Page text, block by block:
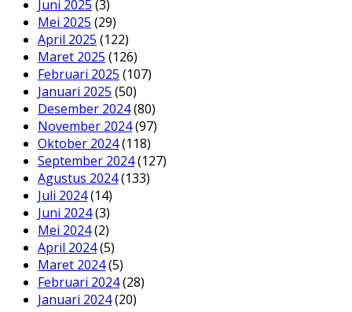
Juni 2025 (3)
Mei 2025 (29)
April 2025 (122)
Maret 2025 (126)
Februari 2025 (107)
Januari 2025 (50)
Desember 2024(80)
November 2024(97)
Oktober 2024(118)
September 2024(127)
Agustus 2024(133)
Juli 2024(14)
Juni 2024(3)
Mei 2024(2)
April 2024(5)
Maret 2024(5)
Februari 2024(28)
Januari 2024(20)